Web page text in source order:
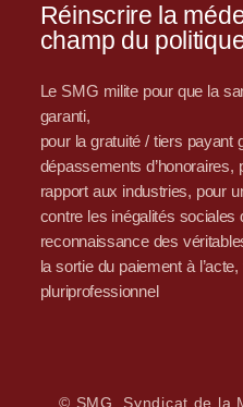
Réinscrire la
champ du
Le SMG milite pour que la
garanti,
pour la gratuité / tiers payant
dépassements d’honoraires,
rapport aux industries, pour
contre les inégalités sociales
reconnaissance des
la sortie du paiement à
pluriprofessionnel
© SMG, Syndicat de la